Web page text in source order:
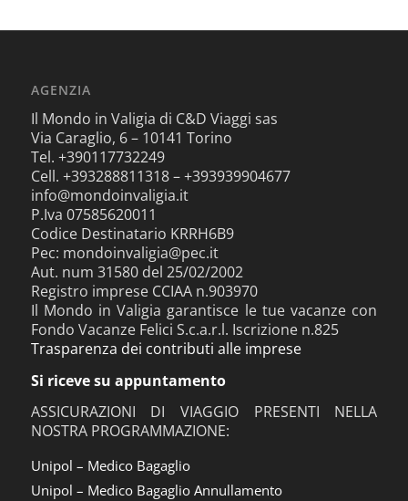
AGENZIA
Il Mondo in Valigia di C&D Viaggi sas
Via Caraglio, 6 – 10141 Torino
Tel. +390117732249
Cell. +393288811318 – +393939904677
info@mondoinvaligia.it
P.Iva 07585620011
Codice Destinatario KRRH6B9
Pec: mondoinvaligia@pec.it
Aut. num 31580 del 25/02/2002
Registro imprese CCIAA n.903970
Il Mondo in Valigia garantisce le tue vacanze con
Fondo Vacanze Felici S.c.a.r.l. Iscrizione n.825
Trasparenza dei contributi alle imprese
Si riceve su appuntamento
ASSICURAZIONI DI VIAGGIO PRESENTI NELLA
NOSTRA PROGRAMMAZIONE:
Unipol – Medico Bagaglio
Unipol – Medico Bagaglio Annullamento